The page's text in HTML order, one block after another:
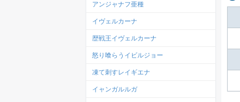
アンジャナフ亜種
イヴェルカーナ
歴戦王イヴェルカーナ
怒り喰らうイビルジョー
凍て刺すレイギエナ
イャンガルルガ